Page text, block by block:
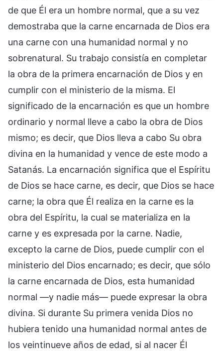
de que Él era un hombre normal, que a su vez
demostraba que la carne encarnada de Dios era
una carne con una humanidad normal y no
sobrenatural. Su trabajo consistía en completar
la obra de la primera encarnación de Dios y en
cumplir con el ministerio de la misma. El
significado de la encarnación es que un hombre
ordinario y normal lleve a cabo la obra de Dios
mismo; es decir, que Dios lleva a cabo Su obra
divina en la humanidad y vence de este modo a
Satanás. La encarnación significa que el Espíritu
de Dios se hace carne, es decir, que Dios se hace
carne; la obra que Él realiza en la carne es la
obra del Espíritu, la cual se materializa en la
carne y es expresada por la carne. Nadie,
excepto la carne de Dios, puede cumplir con el
ministerio del Dios encarnado; es decir, que sólo
la carne encarnada de Dios, esta humanidad
normal —y nadie más— puede expresar la obra
divina. Si durante Su primera venida Dios no
hubiera tenido una humanidad normal antes de
los veintinueve años de edad, si al nacer Él